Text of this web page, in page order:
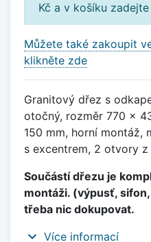
Kč a v košíku
Můžete také zakoupit
klikněte zde
Granitový dřez s
otočný, rozměr 770 x
150 mm, horní montáž,
s excentrem, 2 otvory z
Součástí dřezu je
montáži. (výpusť,
třeba nic dokupovat.
expand_more Více informací